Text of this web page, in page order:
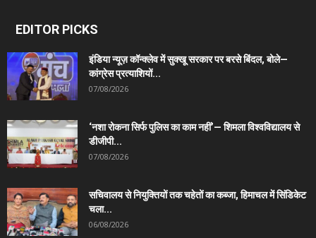
EDITOR PICKS
इंडिया न्यूज़ कॉन्क्लेव में सुक्खू सरकार पर बरसे बिंदल, बोले—
कांग्रेस प्रत्याशियों...
07/08/2026
‘नशा रोकना सिर्फ पुलिस का काम नहीं’— शिमला विश्वविद्यालय से
डीजीपी...
07/08/2026
सचिवालय से नियुक्तियों तक चहेतों का कब्जा, हिमाचल में सिंडिकेट
चला...
06/08/2026